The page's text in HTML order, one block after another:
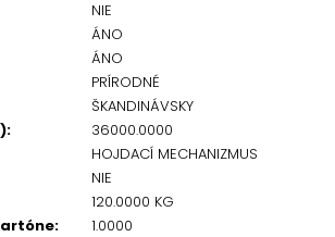
NIE
ÁNO
ÁNO
PRÍRODNÉ
ŠKANDINÁVSKY
:
36000.0000
HOJDACÍ MECHANIZMUS
NIE
120.0000 KG
:
1.0000